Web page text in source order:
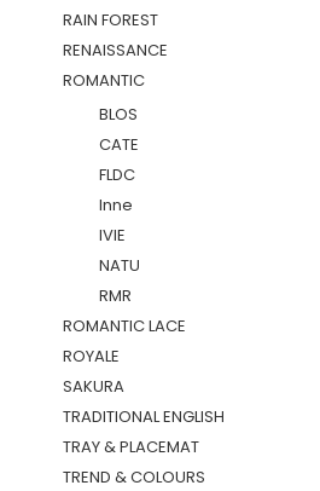
RAIN FOREST
RENAISSANCE
ROMANTIC
BLOS
CATE
FLDC
Inne
IVIE
NATU
RMR
ROMANTIC LACE
ROYALE
SAKURA
TRADITIONAL ENGLISH
TRAY & PLACEMAT
TREND & COLOURS